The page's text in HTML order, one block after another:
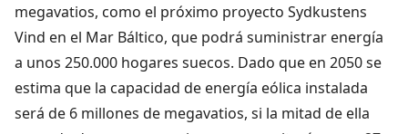
megavatios, como el próximo proyecto Sydkustens
Vind en el Mar Báltico, que podrá suministrar energía
a unos 250.000 hogares suecos. Dado que en 2050 se
estima que la capacidad de energía eólica instalada
será de 6 millones de megavatios, si la mitad de ella